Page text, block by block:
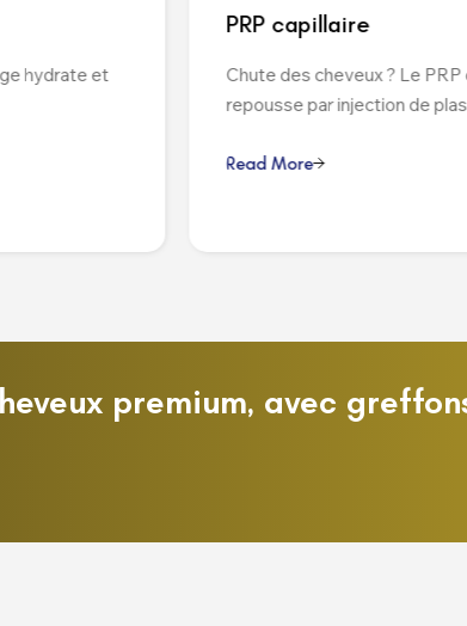
hydrate et
PRP capillaire
Chute des cheveux ? Le
repousse par injection de
Read More
premium, avec